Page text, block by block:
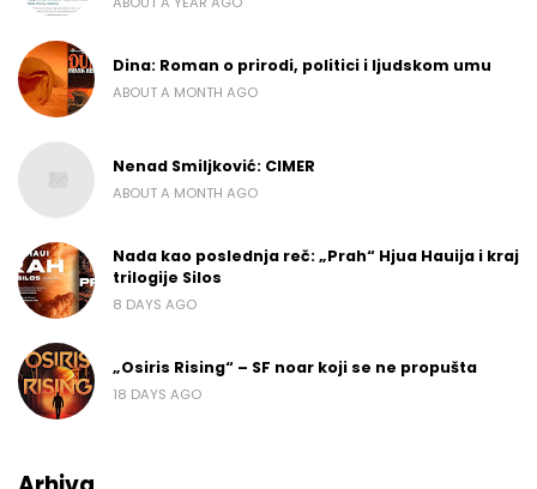
Dina: Roman o prirodi, politici i ljudskom umu
ABOUT A MONTH AGO
Nenad Smiljković: CIMER
ABOUT A MONTH AGO
Nada kao poslednja reč: „Prah“ Hjua Hauija i kraj
trilogije Silos
8 DAYS AGO
„Osiris Rising“ – SF noar koji se ne propušta
18 DAYS AGO